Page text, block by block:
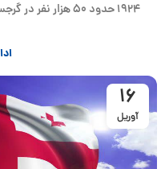
۱۹۲۴ حدود ۵۰
16
آوریل